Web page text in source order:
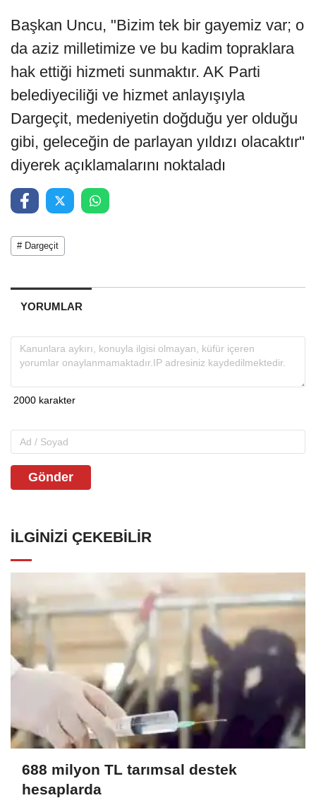
Başkan Uncu, "Bizim tek bir gayemiz var; o
da aziz milletimize ve bu kadim topraklara
hak ettiği hizmeti sunmaktır. AK Parti
belediyeciliği ve hizmet anlayışıyla
Dargeçit, medeniyetin doğduğu yer olduğu
gibi, geleceğin de parlayan yıldızı olacaktır"
diyerek açıklamalarını noktaladı
# Dargeçit
YORUMLAR
Gönder
İLGINIZI ÇEKEBILIR
688 milyon TL tarımsal destek
hesaplarda